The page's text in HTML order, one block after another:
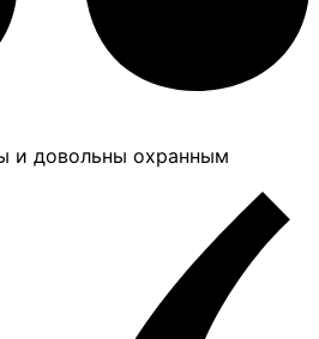
и довольны охранным